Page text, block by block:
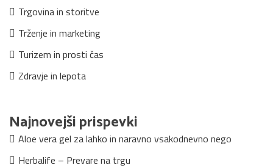
Trgovina in storitve
Trženje in marketing
Turizem in prosti čas
Zdravje in lepota
Najnovejši prispevki
Aloe vera gel za lahko in naravno vsakodnevno nego
Herbalife – Prevare na trgu